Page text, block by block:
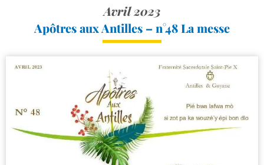
Avril 2023
Apôtres aux Antilles – n°48 La messe